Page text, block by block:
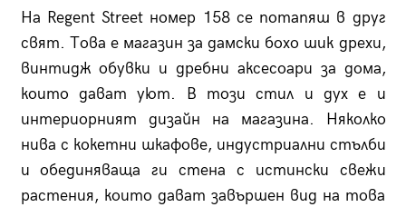
На Regent Street номер 158 се потапяш в друг
свят. Това е магазин за дамски бохо шик дрехи,
винтидж обувки и дребни аксесоари за дома,
които дават уют. В този стил и дух е и
интериорният дизайн на магазина. Няколко
нива с кокетни шкафове, индустриални стълби
и обединяваща ги стена с истински свежи
растения, които дават завършен вид на това